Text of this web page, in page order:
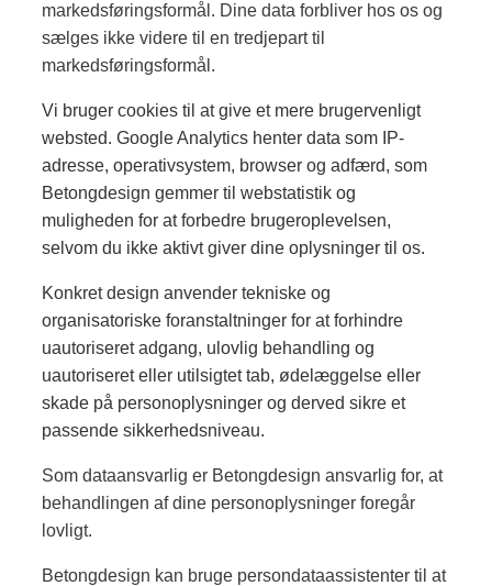
markedsføringsformål. Dine data forbliver hos os og
sælges ikke videre til en tredjepart til
markedsføringsformål.
Vi bruger cookies til at give et mere brugervenligt
websted. Google Analytics henter data som IP-
adresse, operativsystem, browser og adfærd, som
Betongdesign gemmer til webstatistik og
muligheden for at forbedre brugeroplevelsen,
selvom du ikke aktivt giver dine oplysninger til os.
Konkret design anvender tekniske og
organisatoriske foranstaltninger for at forhindre
uautoriseret adgang, ulovlig behandling og
uautoriseret eller utilsigtet tab, ødelæggelse eller
skade på personoplysninger og derved sikre et
passende sikkerhedsniveau.
Som dataansvarlig er Betongdesign ansvarlig for, at
behandlingen af dine personoplysninger foregår
lovligt.
Betongdesign kan bruge persondataassistenter til at